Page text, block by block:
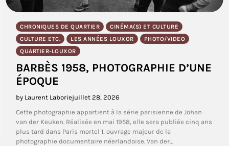
CHRONIQUES DE QUARTIER
CINÉMA(S) ET CULTURE
CULTURE ETC.
LES ANNÉES LOUXOR
PHOTO/VIDEO
QUARTIER-LOUXOR
BARBÈS 1958, PHOTOGRAPHIE D’UNE
ÉPOQUE
by Laurent Laboriejuillet 28, 2026
Cette photographie appartient à la série parisienne de Johan
van der Keuken. Réalisée en mai 1958, elle sera publiée cinq ans
plus tard dans Paris mortel 1, ouvrage majeur de la
photographie documentaire néerlandaise. Van der…